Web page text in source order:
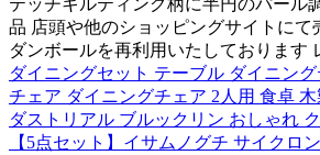
テッチキルティング柄に半円のパール
品 店頭や他のショッピングサイトにて
ダンボールを再利用いたしております
ダイニングセット テーブル ダイニン
チェア ダイニングチェア 2人用 食卓
ダストリアル ブルックリン おしゃれ
【5点セット】イサムノグチ サイクロ